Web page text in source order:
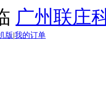
广州联庄
版|我的订单